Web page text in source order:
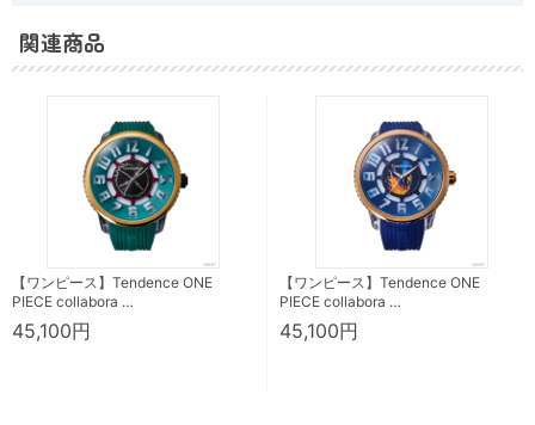
関連商品
【ワンピース】Tendence ONE
PIECE collabora …
45,100円
【ワンピース】Tendence ONE
PIECE collabora …
45,100円